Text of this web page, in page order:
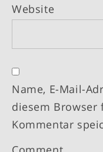
Website
Name, E-Mail-
diesem Browser
Kommentar